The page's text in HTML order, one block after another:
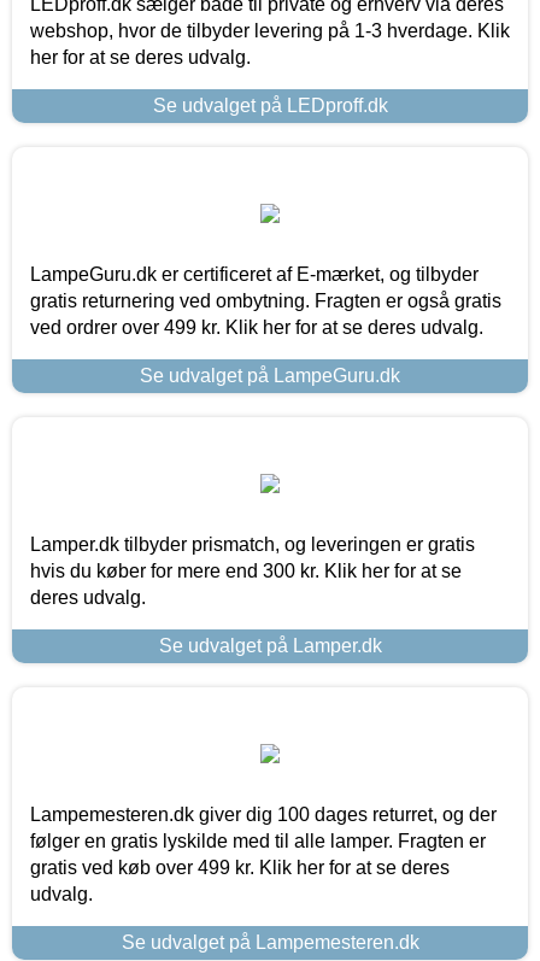
webshop, hvor de tilbyder levering på 1-3 hverdage. Klik
her for at se deres udvalg.
Se udvalget på LEDproff.dk
LampeGuru.dk er certificeret af E-mærket, og tilbyder
gratis returnering ved ombytning. Fragten er også gratis
ved ordrer over 499 kr. Klik her for at se deres udvalg.
Se udvalget på LampeGuru.dk
Lamper.dk tilbyder prismatch, og leveringen er gratis
hvis du køber for mere end 300 kr. Klik her for at se
deres udvalg.
Se udvalget på Lamper.dk
Lampemesteren.dk giver dig 100 dages returret, og der
følger en gratis lyskilde med til alle lamper. Fragten er
gratis ved køb over 499 kr. Klik her for at se deres
udvalg.
Se udvalget på Lampemesteren.dk